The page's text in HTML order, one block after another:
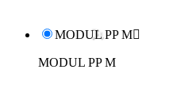
MODUL PP M
MODUL PP M